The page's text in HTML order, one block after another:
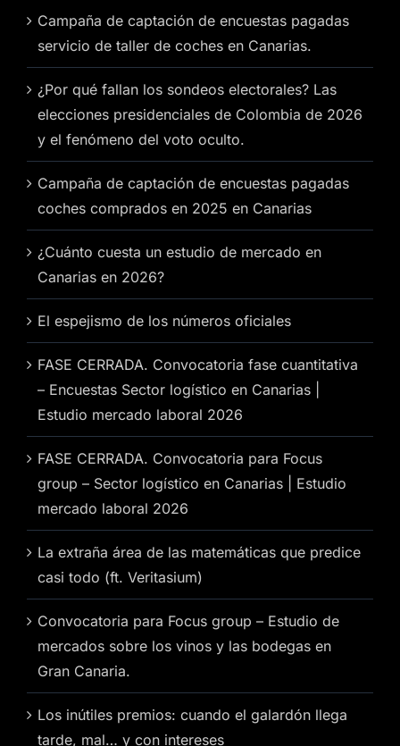
Campaña de captación de encuestas pagadas
servicio de taller de coches en Canarias.
¿Por qué fallan los sondeos electorales? Las
elecciones presidenciales de Colombia de 2026
y el fenómeno del voto oculto.
Campaña de captación de encuestas pagadas
coches comprados en 2025 en Canarias
¿Cuánto cuesta un estudio de mercado en
Canarias en 2026?
El espejismo de los números oficiales
FASE CERRADA. Convocatoria fase cuantitativa
– Encuestas Sector logístico en Canarias |
Estudio mercado laboral 2026
FASE CERRADA. Convocatoria para Focus
group – Sector logístico en Canarias | Estudio
mercado laboral 2026
La extraña área de las matemáticas que predice
casi todo (ft. Veritasium)
Convocatoria para Focus group – Estudio de
mercados sobre los vinos y las bodegas en
Gran Canaria.
Los inútiles premios: cuando el galardón llega
tarde, mal… y con intereses